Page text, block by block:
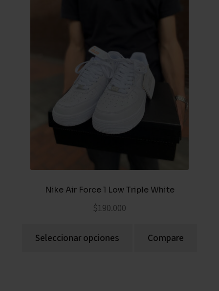
Nike Air Force 1 Low Triple White
$190.000
Seleccionar opciones Compare